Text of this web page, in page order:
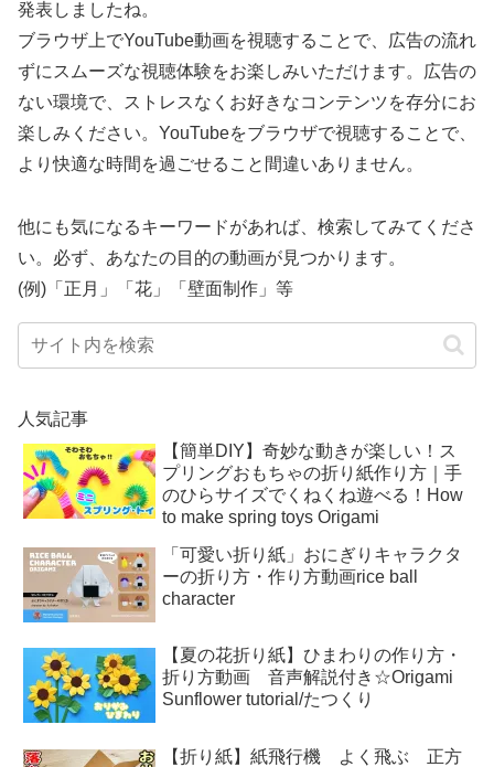
発表しましたね。
ブラウザ上でYouTube動画を視聴することで、広告の流れ
ずにスムーズな視聴体験をお楽しみいただけます。広告の
ない環境で、ストレスなくお好きなコンテンツを存分にお
楽しみください。YouTubeをブラウザで視聴することで、
より快適な時間を過ごせること間違いありません。
他にも気になるキーワードがあれば、検索してみてくださ
い。必ず、あなたの目的の動画が見つかります。
(例)「正月」「花」「壁面制作」等
人気記事
【簡単DIY】奇妙な動きが楽しい！ス
プリングおもちゃの折り紙作り方｜手
のひらサイズでくねくね遊べる！How
to make spring toys Origami
「可愛い折り紙」おにぎりキャラクタ
ーの折り方・作り方動画rice ball
character
【夏の花折り紙】ひまわりの作り方・
折り方動画 音声解説付き☆Origami
Sunflower tutorial/たつくり
【折り紙】紙飛行機 よく飛ぶ 正方